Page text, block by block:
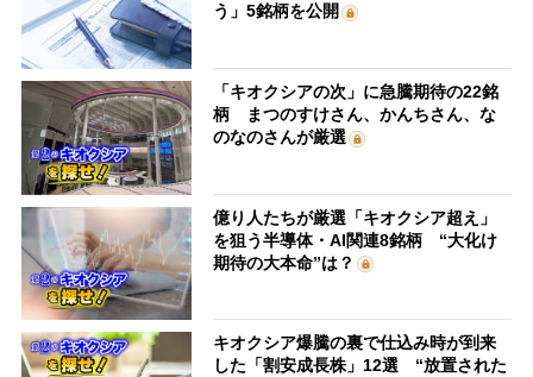
う」5銘柄を公開
「キオクシアの次」に急騰期待の22銘
柄 まつのすけさん、かんちさん、な
のなのさんが厳選
億り人たちが厳選「キオクシア超え」
を狙う半導体・AI関連8銘柄 “大化け
期待の大本命”は？
キオクシア爆騰の裏で仕込み時が到来
した「割安成長株」12選 “放置された